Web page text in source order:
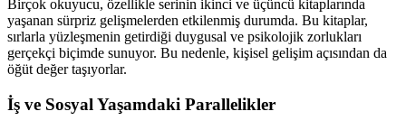
Birçok okuyucu, özellikle serinin ikinci ve üçüncü kitaplarında
yaşanan sürpriz gelişmelerden etkilenmiş durumda. Bu kitaplar,
sırlarla yüzleşmenin getirdiği duygusal ve psikolojik zorlukları
gerçekçi biçimde sunuyor. Bu nedenle, kişisel gelişim açısından da
öğüt değer taşıyorlar.
İş ve Sosyal Yaşamdaki Parallelikler